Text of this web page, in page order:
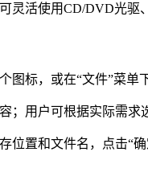
灵活使用CD/DVD光驱
图标，或在“文件”菜
；用户可根据实际需求
位置和文件名，点击“